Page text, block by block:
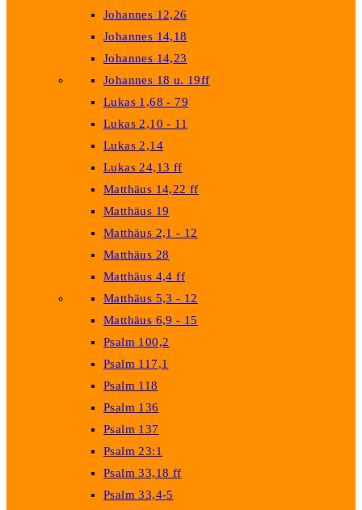
Johannes 12,26
Johannes 14,18
Johannes 14,23
Johannes 18 u. 19ff
Lukas 1,68 - 79
Lukas 2,10 - 11
Lukas 2,14
Lukas 24,13 ff
Matthäus 14,22 ff
Matthäus 19
Matthäus 2,1 - 12
Matthäus 28
Matthäus 4,4 ff
Matthäus 5,3 - 12
Matthäus 6,9 - 15
Psalm 100,2
Psalm 117,1
Psalm 118
Psalm 136
Psalm 137
Psalm 23:1
Psalm 33,18 ff
Psalm 33,4-5